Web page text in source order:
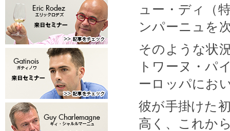
ュー・ディ（
ンパーニュを
そのような状
トワーヌ・パ
ーロッパにお
彼が手掛けた
高く、これか